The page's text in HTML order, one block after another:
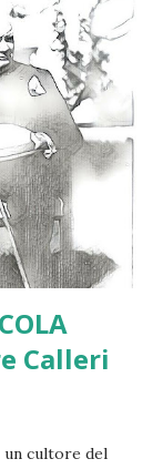
Calleri
un cultore del